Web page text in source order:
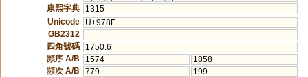
康熙字典
1315
Unicode
U+978F
GB2312
四角號碼
1750.6
頻序 A/B
1574
1858
頻次 A/B
779
199